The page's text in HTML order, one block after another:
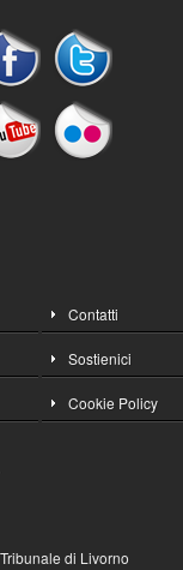
Contatti
Sostienici
Cookie Policy
di Livorno